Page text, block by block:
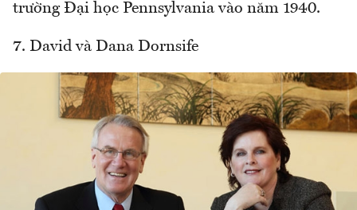
trường Đại học Pennsylvania vào năm 1940.
7. David và Dana Dornsife